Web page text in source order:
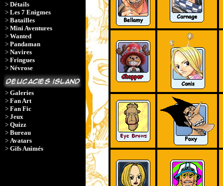
> Détails
> Les 7 Enigmes
> Batailles
> Mini Aventures
> Wanted
> Pandaman
> Navires
> Fringues
> Névrose
> Galeries
> Fan Art
> Fan Fic
> Jeux
> Quizz
> Bureau
> Avatars
> Gifs Animés